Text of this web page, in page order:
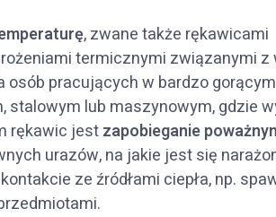
, zwane także rękawicami
termicznymi związanymi z
osób pracujących w bardzo gorącym
stalowym lub maszynowym, gdzie
rękawic jestzapobieganie
urazów, na jakie jest się
ze źródłami ciepła, np.